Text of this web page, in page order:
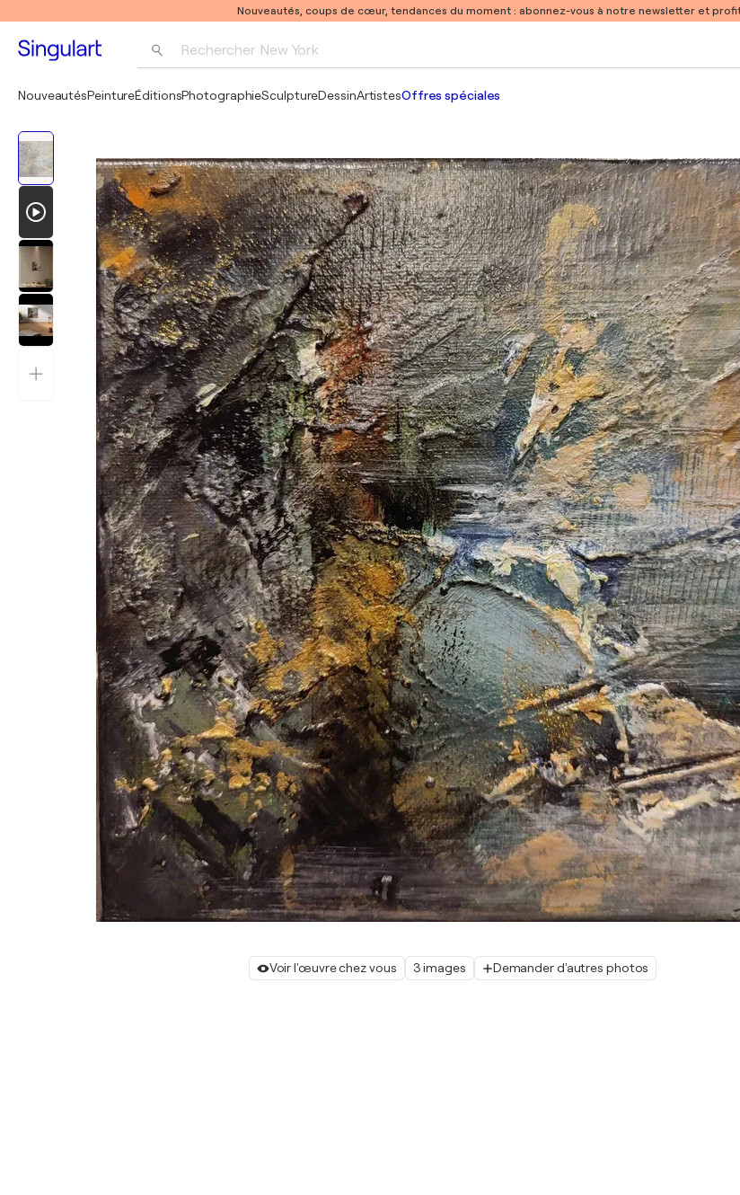
Nouveautés, coups de cœur, tendances du moment : abonnez-vous à notre newsletter et
Rechercher New York
Pablo Picasso
NouveautésPeintureÉditionsPhotographieSculptureDessinArtistesOffres spéciales
Voir l'œuvre chez vous 3 images Demander d'autres photos